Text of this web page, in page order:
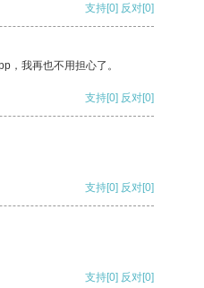
支持[0] 反对[0]
，我再也不用担心了。
支持[0] 反对[0]
支持[0] 反对[0]
支持[0] 反对[0]